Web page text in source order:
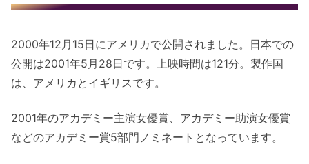
2000年12月15日にアメリカで公開されました。日本での
公開は2001年5月28日です。上映時間は121分。製作国
は、アメリカとイギリスです。
2001年のアカデミー主演女優賞、アカデミー助演女優賞
などのアカデミー賞5部門ノミネートとなっています。